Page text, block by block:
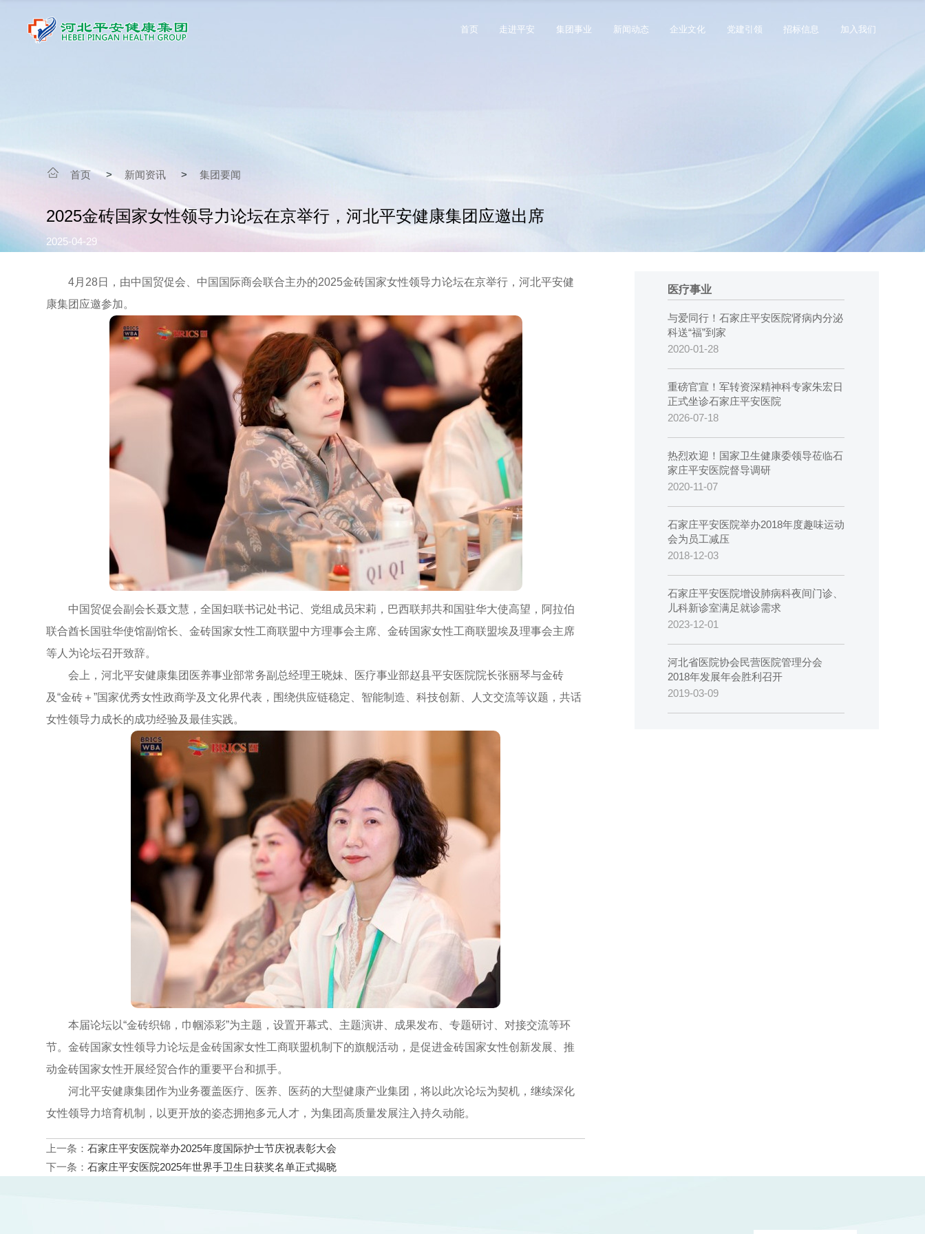
首页 走进平安 集团事业 新闻动态 企业文化 党建引领 招标信息 加入我们
新闻动态
企业文化
党建引领
招标信息
首页 > 新闻资讯 > 集团要闻
2025金砖国家女性领导力论坛在京举行，河北平安健康集团应邀出席
2025-04-29
4月28日，由中国贸促会、中国国际商会联合主办的2025金砖国家女性领导力论坛在京举行，河北平安健
康集团应邀参加。
中国贸促会副会长聂文慧，全国妇联书记处书记、党组成员宋莉，巴西联邦共和国驻华大使高望，阿拉伯
联合酋长国驻华使馆副馆长、金砖国家女性工商联盟中方理事会主席、金砖国家女性工商联盟埃及理事会主席
等人为论坛召开致辞。
会上，河北平安健康集团医养事业部常务副总经理王晓妹、医疗事业部赵县平安医院院长张丽琴与金砖
及“金砖＋”国家优秀女性政商学及文化界代表，围绕供应链稳定、智能制造、科技创新、人文交流等议题，共话
女性领导力成长的成功经验及最佳实践。
本届论坛以“金砖织锦，巾帼添彩”为主题，设置开幕式、主题演讲、成果发布、专题研讨、对接交流等环
节。金砖国家女性领导力论坛是金砖国家女性工商联盟机制下的旗舰活动，是促进金砖国家女性创新发展、推
动金砖国家女性开展经贸合作的重要平台和抓手。
河北平安健康集团作为业务覆盖医疗、医养、医药的大型健康产业集团，将以此次论坛为契机，继续深化
女性领导力培育机制，以更开放的姿态拥抱多元人才，为集团高质量发展注入持久动能。
上一条：石家庄平安医院举办2025年度国际护士节庆祝表彰大会
下一条：石家庄平安医院2025年世界手卫生日获奖名单正式揭晓
医疗事业
与爱同行！石家庄平安医院肾病内分泌
科送“福”到家
2020-01-28
重磅官宣！军转资深精神科专家朱宏日
正式坐诊石家庄平安医院
2026-07-18
热烈欢迎！国家卫生健康委领导莅临石
家庄平安医院督导调研
2020-11-07
石家庄平安医院举办2018年度趣味运动
会为员工减压
2018-12-03
石家庄平安医院增设肺病科夜间门诊、
儿科新诊室满足就诊需求
2023-12-01
河北省医院协会民营医院管理分会
2018年发展年会胜利召开
2019-03-09